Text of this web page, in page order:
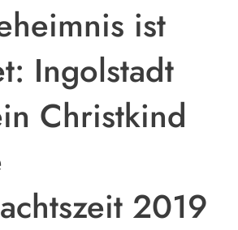
ist
Ingolstadt
Christkind
2019